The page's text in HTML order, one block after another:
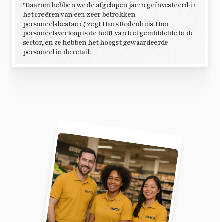
"Daarom hebben we de afgelopen jaren geïnvesteerd in
het creëren van een zeer betrokken
personeelsbestand,"zegt Hans Rodenhuis. Hun
personeelsverloop is de helft van het gemiddelde in de
sector, en ze hebben het hoogst gewaardeerde
personeel in de retail.